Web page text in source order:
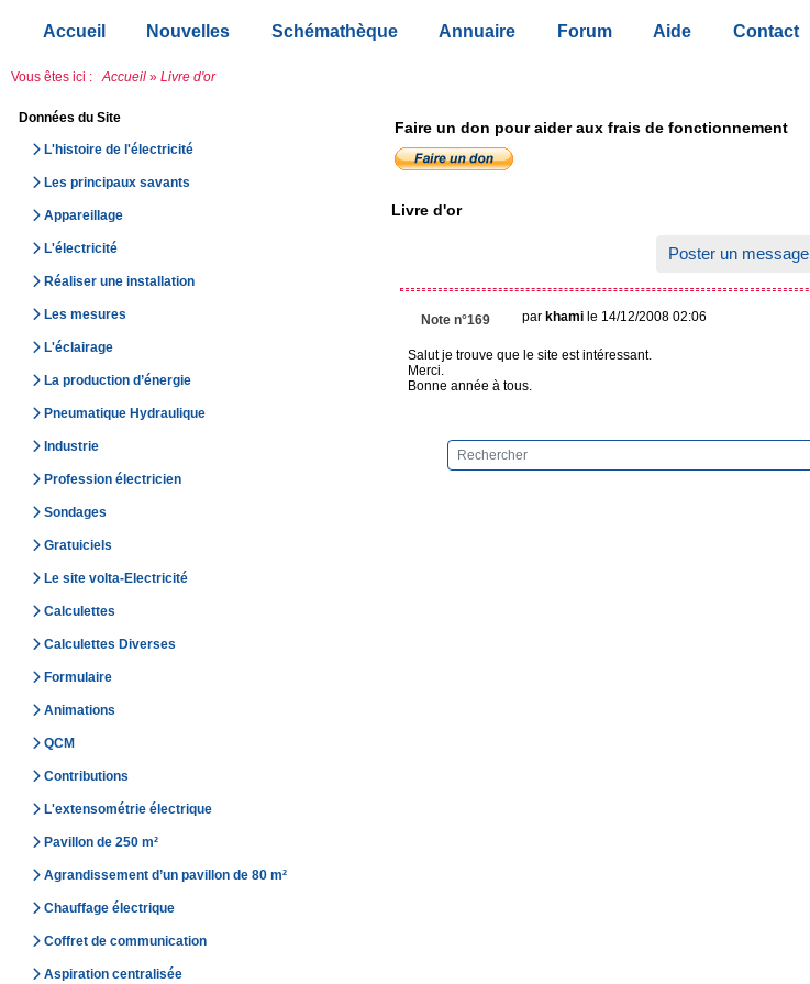
Accueil Nouvelles Schémathèque Annuaire Forum Aide Contact
Vous êtes ici : Accueil » Livre d'or
Données du Site
L'histoire de l'électricité
Les principaux savants
Appareillage
L'électricité
Réaliser une installation
Les mesures
L'éclairage
La production d’énergie
Pneumatique Hydraulique
Industrie
Profession électricien
Sondages
Gratuiciels
Le site volta-Electricité
Calculettes
Calculettes Diverses
Formulaire
Animations
QCM
Contributions
L'extensométrie électrique
Pavillon de 250 m²
Agrandissement d’un pavillon de 80 m²
Chauffage électrique
Coffret de communication
Aspiration centralisée
Faire un don pour aider aux frais de fonctionnement
Livre d'or
Poster un message
Note n°169 par khamile 14/12/2008 02:06
Salut je trouve que le site est intéressant.
Merci.
Bonne année à tous.